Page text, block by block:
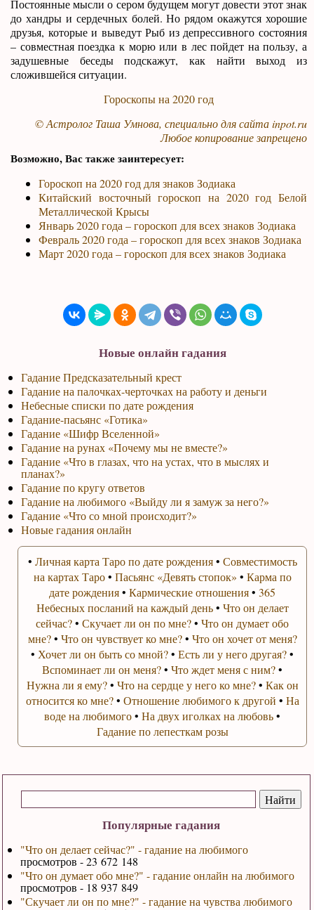
Популярные гадания
"Что он делает сейчас?" - гадание на любимого
просмотров - 23 672 148
"Что он думает обо мне?" - гадание онлайн на любимого
просмотров - 18 937 849
"Скучает ли он по мне?" - гадание на чувства любимого
Постоянные мысли о сером будущем могут довести этот знак
до хандры и сердечных болей. Но рядом окажутся хорошие
друзья, которые и выведут Рыб из депрессивного состояния
– совместная поездка к морю или в лес пойдет на пользу, а
задушевные беседы подскажут, как найти выход из
сложившейся ситуации.
Гороскопы на 2020 год
© Астролог Таша Умнова, специально для сайтаinpot.ru
Любое копирование запрещено
Возможно, Вас также заинтересует:
Гороскоп на 2020 год для знаков Зодиака
Китайский восточный гороскоп на 2020 год Белой
Металлической Крысы
Январь 2020 года – гороскоп для всех знаков Зодиака
Февраль 2020 года – гороскоп для всех знаков Зодиака
Март 2020 года – гороскоп для всех знаков Зодиака
Новые онлайн гадания
Гадание Предсказательный крест
Гадание на палочках-черточках на работу и деньги
Небесные списки по дате рождения
Гадание-пасьянс «Готика»
Гадание «Шифр Вселенной»
Гадание на рунах «Почему мы не вместе?»
Гадание «Что в глазах, что на устах, что в мыслях и
планах?»
Гадание по кругу ответов
Гадание на любимого «Выйду ли я замуж за него?»
Гадание «Что со мной происходит?»
Новые гадания онлайн
• Личная карта Таро по дате рождения• Совместимость
на картах Таро• Пасьянс «Девять стопок» • Карма по
дате рождения•Кармические отношения•365
Небесных посланий на каждый день• Что он делает
сейчас?•Скучает ли он по мне?•Что он думает обо
мне?• Что он чувствует ко мне?• Что он хочет от меня?
• Хочет ли он быть со мной?•Есть ли у него другая?•
Вспоминает ли он меня?•Что ждет меня с ним?•
Нужна ли я ему?• Что на сердце у него ко мне?• Как он
относится ко мне?• Отношение любимого к другой • На
воде на любимого•На двух иголках на любовь•
Гадание по лепесткам розы